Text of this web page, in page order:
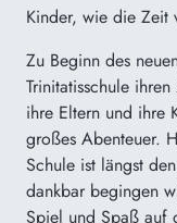
Kinder, wie die Zeit
Zu Beginn des
Trinitatisschule
ihre Eltern und ihre
großes Abenteuer.
Schule ist längst
dankbar begingen
Spiel und Spaß auf